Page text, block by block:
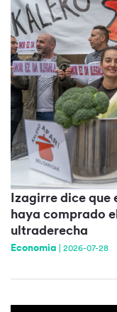
Izagirre dice que
haya comprado
ultraderecha
Economia 2026-07-28